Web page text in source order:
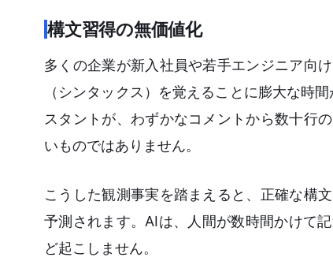
構文習得の無価値化
多くの企業が新入社員や若手エンジニア向
（シンタックス）を覚えることに膨大な時
スタントが、わずかなコメントから数十行
いものではありません。
こうした観測事実を踏まえると、正確な構
予測されます。AIは、人間が数時間かけて
ど起こしません。